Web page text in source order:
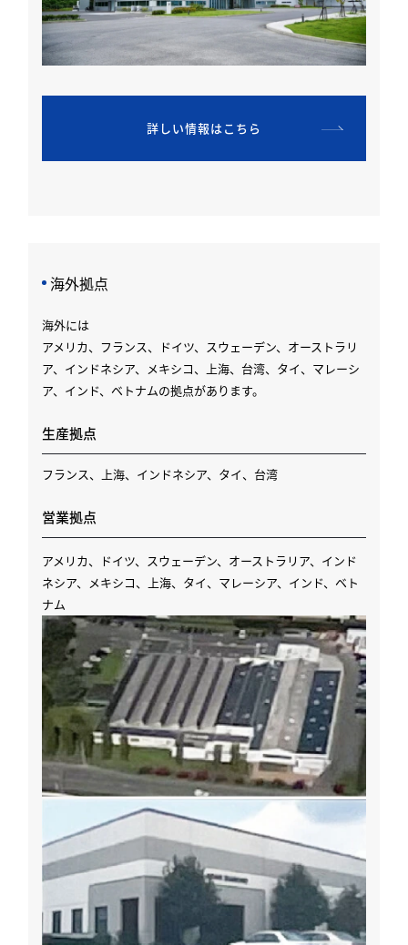
詳しい情報はこちら
海外拠点
海外には
アメリカ、フランス、ドイツ、スウェーデン、オーストラリ
ア、インドネシア、メキシコ、上海、台湾、タイ、マレーシ
ア、インド、ベトナムの拠点があります。
⽣産拠点
フランス、上海、インドネシア、タイ、台湾
営業拠点
アメリカ、ドイツ、スウェーデン、オーストラリア、インド
ネシア、メキシコ、上海、タイ、マレーシア、インド、ベト
ナム